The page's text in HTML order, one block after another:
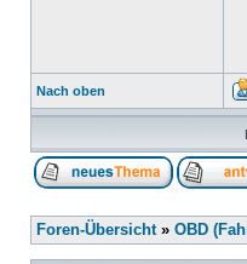
Nach oben
Foren-Übersicht» OBD